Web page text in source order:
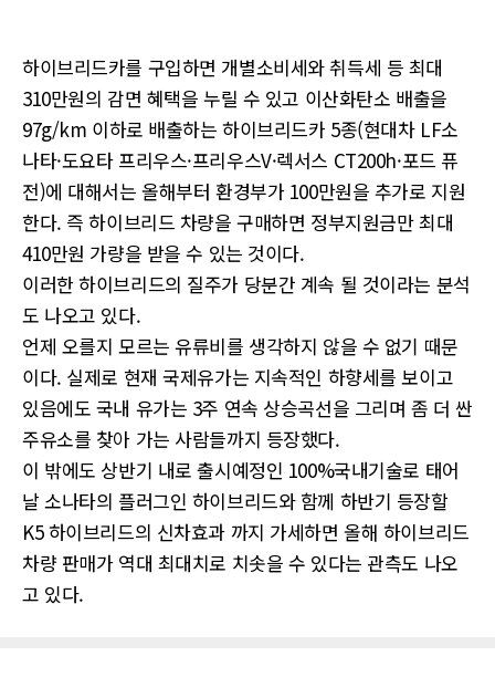
하이브리드카를 구입하면 개별소비세와 취득세 등 최대
310만원의 감면 혜택을 누릴 수 있고 이산화탄소 배출을
97g/km 이하로 배출하는 하이브리드카 5종(현대차 LF소
나타·도요타 프리우스·프리우스V·렉서스 CT200h·포드 퓨
전)에 대해서는 올해부터 환경부가 100만원을 추가로 지원
한다. 즉 하이브리드 차량을 구매하면 정부지원금만 최대
410만원 가량을 받을 수 있는 것이다.
이러한 하이브리드의 질주가 당분간 계속 될 것이라는 분석
도 나오고 있다.
언제 오를지 모르는 유류비를 생각하지 않을 수 없기 때문
이다. 실제로 현재 국제유가는 지속적인 하향세를 보이고
있음에도 국내 유가는 3주 연속 상승곡선을 그리며 좀 더 싼
주유소를 찾아 가는 사람들까지 등장했다.
이 밖에도 상반기 내로 출시예정인 100%국내기술로 태어
날 소나타의 플러그인 하이브리드와 함께 하반기 등장할
K5 하이브리드의 신차효과 까지 가세하면 올해 하이브리드
차량 판매가 역대 최대치로 치솟을 수 있다는 관측도 나오
고 있다.